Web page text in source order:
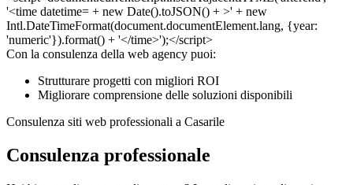
Con la consulenza della web agency puoi:
Strutturare progetti con migliori ROI
Migliorare comprensione delle soluzioni disponibili
Consulenza siti web professionali a Casarile
Consulenza professionale